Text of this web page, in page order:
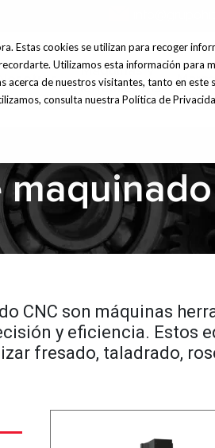
Estas cookies se utilizan para recoger
Utilizamos esta información para
acerca de nuestros visitantes, tanto en
consulta nuestra Política de
Máquinas y
Herramientas
maquinado
CNC son máquinas
y eficiencia. Estos
fresado, taladrado,